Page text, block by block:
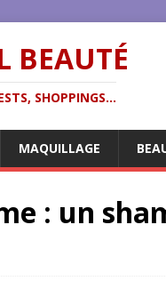
BEAUTÉ
SHOPPINGS...
MAQUILLAGE
: un